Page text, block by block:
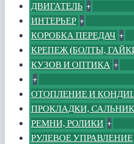
ДВИГАТЕЛЬ +
ИНТЕРЬЕР +
КОРОБКА ПЕРЕДАЧ +
КРЕПЕЖ (БОЛТЫ,
КУЗОВ И ОПТИКА +
+
ОТОПЛЕНИЕ И
ПРОКЛАДКИ,
РЕМНИ, РОЛИКИ +
РУЛЕВОЕ УПРАВЛЕНИЕ